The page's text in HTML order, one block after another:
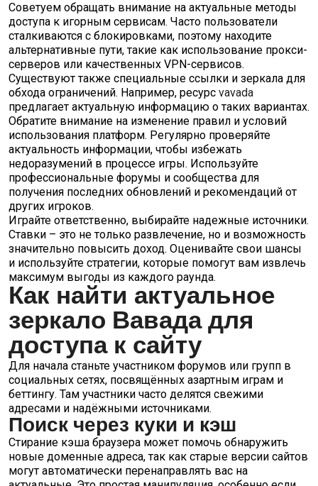
Советуем обращать внимание на актуальные методы
доступа к игорным сервисам. Часто пользователи
сталкиваются с блокировками, поэтому находите
альтернативные пути, такие как использование прокси-
серверов или качественных VPN-сервисов.
Существуют также специальные ссылки и зеркала для
обхода ограничений. Например, ресурс vavada
предлагает актуальную информацию о таких вариантах.
Обратите внимание на изменение правил и условий
использования платформ. Регулярно проверяйте
актуальность информации, чтобы избежать
недоразумений в процессе игры. Используйте
профессиональные форумы и сообщества для
получения последних обновлений и рекомендаций от
других игроков.
Играйте ответственно, выбирайте надежные источники.
Ставки – это не только развлечение, но и возможность
значительно повысить доход. Оценивайте свои шансы
и используйте стратегии, которые помогут вам извлечь
максимум выгоды из каждого раунда.
Как найти актуальное
зеркало Вавада для
доступа к сайту
Для начала станьте участником форумов или групп в
социальных сетях, посвящённых азартным играм и
беттингу. Там участники часто делятся свежими
адресами и надёжными источниками.
Поиск через куки и кэш
Стирание кэша браузера может помочь обнаружить
новые доменные адреса, так как старые версии сайтов
могут автоматически перенаправлять вас на